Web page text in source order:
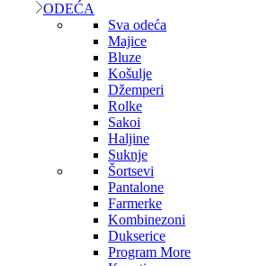
ODEĆA
Sva odeća
Majice
Bluze
Košulje
Džemperi
Rolke
Sakoi
Haljine
Suknje
Šortsevi
Pantalone
Farmerke
Kombinezoni
Dukserice
Program More